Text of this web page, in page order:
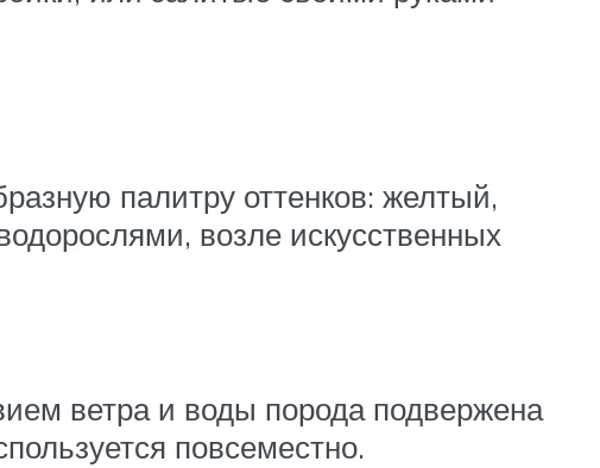
палитру оттенков: желтый,
возле искусственных
ветра и воды порода подвержена
повсеместно.